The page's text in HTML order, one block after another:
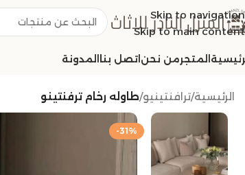
Skip to navigation
Skip to main content
المتجرمن نحن اتصل بنا المدونة
الرئيسية/ترافنتينيو/طاوله رخام ترفنتينو
-31%